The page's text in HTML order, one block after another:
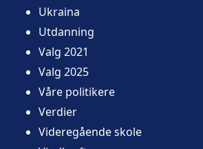
Ukraina
Utdanning
Valg 2021
Valg 2025
Våre politikere
Verdier
Videregående skole